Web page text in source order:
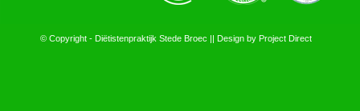
© Copyright - Diëtistenpraktijk Stede Broec || Design by Project Direct